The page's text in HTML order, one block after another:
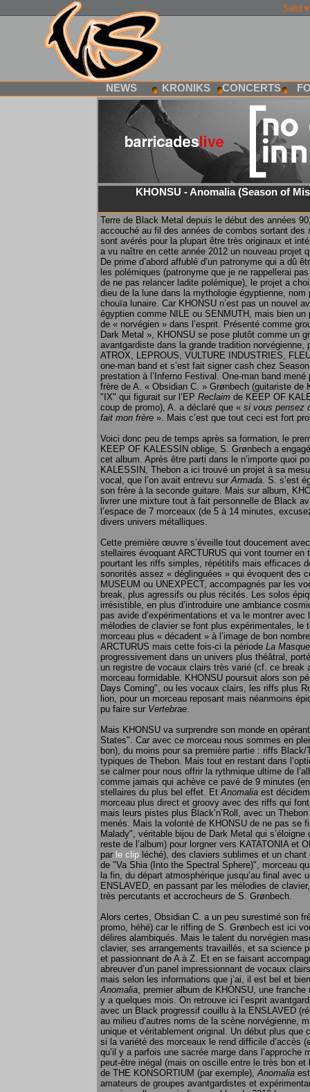
NEWS KRONIKS CONCERTS
Salut
KHONSU - Anomalia (Season of
Terre de Black Metal depuis le début des années
accouché au fil des années de combos sortant des
sont avérés pour la plupart être très originaux et
a vu naître en cette année 2012 un nouveau projet
De prime d’abord affublé d’un patronyme qui a dû
les polémiques (patronyme que je ne rappellerai
de ne pas relancer ladite polémique), le projet a
dieu de la lune dans la mythologie égyptienne, nom
chouïa lunaire. Car KHONSU n’est pas un nouvel
égyptien comme NILE ou SENMUTH, mais bien un
de « norvégien » dans l’esprit. Présenté comme
Dark Metal », KHONSU se pose plutôt comme un
avantgardiste dans la grande tradition norvégienne,
ATROX, LEPROUS, VULTURE INDUSTRIES,
one-man band et s’est fait signer cash chez
prestation à l’Inferno Festival. One-man band
frère de A. « Obsidian C. » Grønbech (guitariste
"IX" qui figurait sur l’EP Reclaim de KEEP OF
coup de promo), A. a déclaré que « si vous pensez
fait mon frère ». Mais c’est que tout ceci est fort
Voici donc peu de temps après sa formation, le
KEEP OF KALESSIN oblige, S. Grønbech a
cet album. Après être parti dans le n’importe quoi
KALESSIN, Thebon a ici trouvé un projet à sa
vocal, que l’on avait entrevu surArmada. S. s’est
son frère à la seconde guitare. Mais sur album,
livrer une mixture tout à fait personnelle de Black
l’espace de 7 morceaux (de 5 à 14 minutes,
divers univers métalliques.
Cette première œuvre s’éveille tout doucement
stellaires évoquant ARCTURUS qui vont tourner
pourtant les riffs simples, répétitifs mais efficaces
sonorités assez « déglinguées » qui évoquent des
MUSEUM ou UNEXPECT, accompagnés par les
break, plus agressifs ou plus récités. Les solos
irrésistible, en plus d’introduire une ambiance
pas avide d’expérimentations et va le montrer
mélodies de clavier se font plus expérimentales,
morceau plus « décadent » à l’image de bon
ARCTURUS mais cette fois-ci la période La
progressivement dans un univers plus théâtral,
un registre de vocaux clairs très varié (cf. ce break
morceau formidable. KHONSU poursuit alors son
Days Coming", ou les vocaux clairs, les riffs plus
lion, pour un morceau reposant mais néanmoins
pu faire sur Vertebrae.
Mais KHONSU va surprendre son monde en
States". Car avec ce morceau nous sommes en
bon), du moins pour sa première partie : riffs
typiques de Thebon. Mais tout en restant dans
se calmer pour nous offrir la rythmique ultime de
comme jamais qui achève ce pavé de 9 minutes
stellaires du plus bel effet. EtAnomalia est
morceau plus direct et groovy avec des riffs qui
mais leurs pistes plus Black’n’Roll, avec un
menés. Mais la volonté de KHONSU de ne pas se
Malady", véritable bijou de Dark Metal qui
reste de l’album) pour lorgner vers KATATONIA et
par le clip léché), des claviers sublimes et un
de "Va Shia (Into the Spectral Sphere)", morceau
la fin, du départ atmosphérique jusqu’au final
ENSLAVED, en passant par les mélodies de
très percutants et accrocheurs de S. Grønbech.
Alors certes, Obsidian C. a un peu surestimé son
promo, héhé) car le riffing de S. Grønbech est ici
délires alambiqués. Mais le talent du norvégien
clavier, ses arrangements travaillés, et sa science
et passionnant de A à Z. Et en se faisant
abreuver d’un panel impressionnant de vocaux
mais selon les informations que j’ai, il est bel et
Anomalia, premier album de KHONSU, une
y a quelques mois. On retrouve ici l’esprit
avec un Black progressif couillu à la ENSLAVED
au milieu d’autres noms de la scène norvégienne,
unique et véritablement original. Un début plus
si la variété des morceaux le rend difficile d’accès
qu’il y a parfois une sacrée marge dans
peut-être inégal (mais on oscille entre le très bon
de THE KONSORTIUM (par exemple),Anomalia
amateurs de groupes avantgardistes et